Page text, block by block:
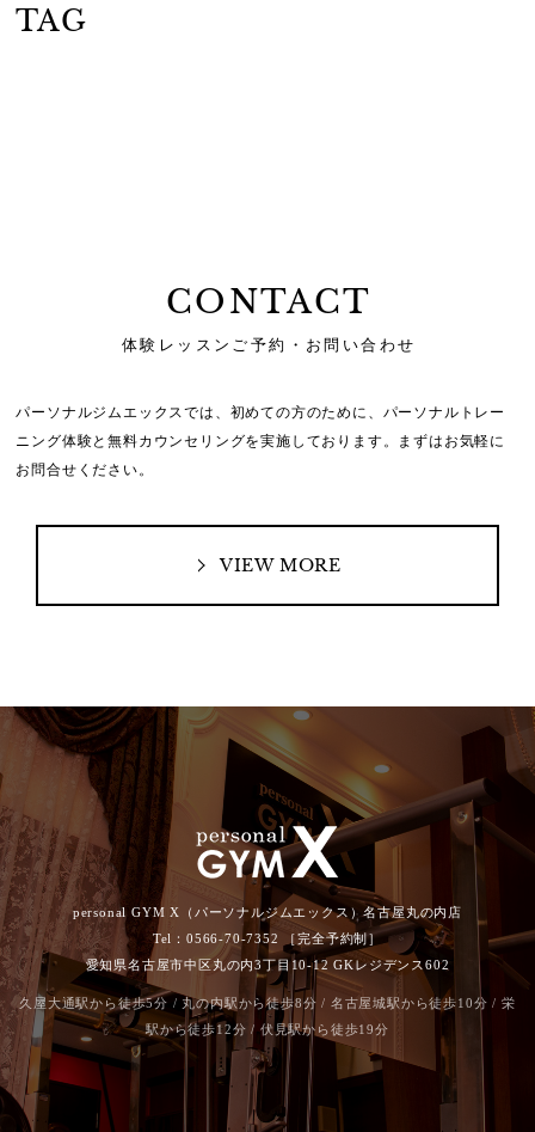
TAG
CONTACT
体験レッスンご予約・お問い合わせ
パーソナルジムエックスでは、初めての方のために、 パーソナルトレー
ニング体験と無料カウンセリングを実施しております。
まずはお気軽に
お問合せください。
VIEW MORE
personal GYM X（パーソナルジムエックス）名古屋丸の内店
Tel：0566-70-7352 ［完全予約制］
愛知県名古屋市中区丸の内3丁目10-12 GKレジデンス602
久屋大通駅から徒歩5分 / 丸の内駅から徒歩8分 / 名古屋城駅から徒歩10分 / 栄
駅から徒歩12分 / 伏見駅から徒歩19分